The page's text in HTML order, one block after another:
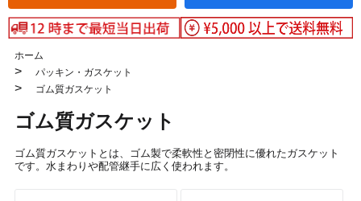
ホーム
> パッキン・ガスケット
> ゴム質ガスケット
ゴム質ガスケット
ゴム質ガスケットとは、ゴム製で柔軟性と密閉性に優れたガスケット
です。水まわりや配管継手に広く使われます。